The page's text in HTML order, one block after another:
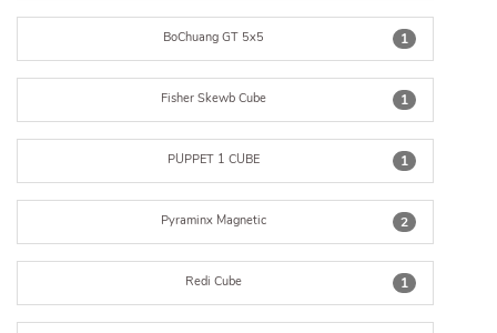
1
BoChuang GT 5x5
1
Fisher Skewb Cube
1
PUPPET 1 CUBE
2
Pyraminx Magnetic
1
Redi Cube